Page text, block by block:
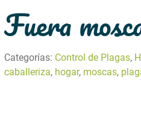
Fuera
Categorías: Control de Plagas,
caballeriza, hogar, moscas,